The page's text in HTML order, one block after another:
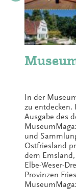
In der
zu entdecken.
Ausgabe des
und
Ostfriesland
dem
Elbe-Weser-
Provinzen